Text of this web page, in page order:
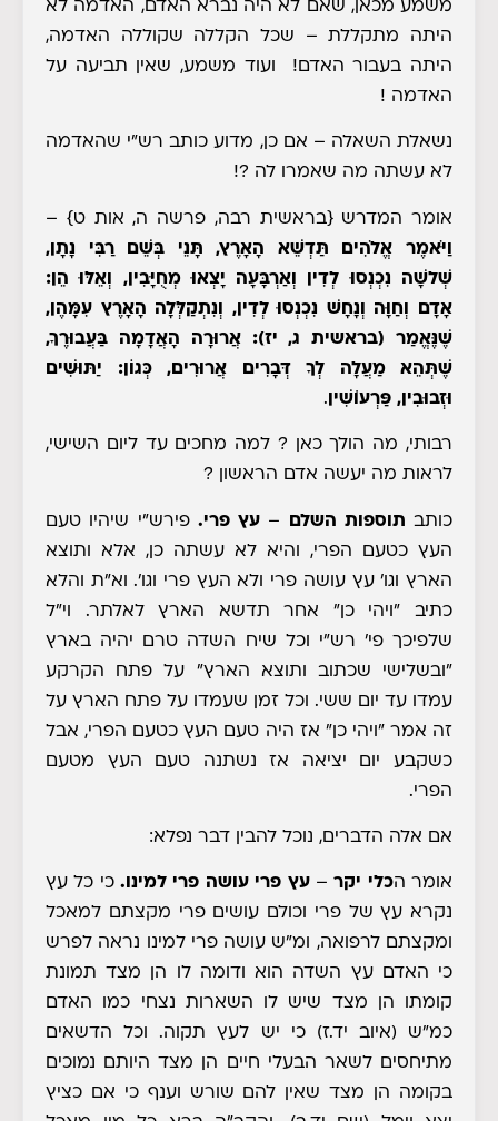
משמע מכאן, שאם לא היה נברא האדם, האדמה לא
היתה מתקללת – שכל הקללה שקוללה האדמה,
היתה בעבור האדם! ועוד משמע, שאין תביעה על
האדמה !
נשאלת השאלה – אם כן, מדוע כותב רש"י שהאדמה
לא עשתה מה שאמרו לה ?!
אומר המדרש{בראשית רבה, פרשה ה, אות ט} –
וַיֹּאמֶר אֱלֹהִים תַּדְשֵׁא הָאָרֶץ, תָּנֵי בְּשֵׁם רַבִּי נָתָן,
שְׁלשָׁה נִכְנְסוּ לְדִין
וְאַרְבָּעָה יָצְאוּ מְחֻיָּבִין, וְאֵלּוּ הֵן:
אָדָם וְחַוָּה וְנָחָשׁ נִכְנְסוּ לְדִין, וְנִתְקַלְּלָה הָאָרֶץ עִמָּהֶן,
שֶׁנֶּאֱמַר (בראשית ג, יז): אֲרוּרָה הָאֲדָמָה בַּעֲבוּרֶךָ,
שֶׁתְּהֵא מַעֲלָה לְךָ דְּבָרִים אֲרוּרִים, כְּגוֹן: יַתּוּשִׁים
וּזְבוּבִין, פַּרְעוֹשִׁין .
רבותי, מה הולך כאן ? למה מחכים עד ליום השישי,
לראות מה יעשה אדם הראשון ?
כותב תוספות השלם – עץ פרי. פירש"י שיהיו טעם
העץ כטעם הפרי, והיא לא עשתה כן, אלא ותוצא
הארץ וגו' עץ עושה פרי ולא העץ פרי וגו'. וא"ת והלא
כתיב "ויהי כן" אחר תדשא הארץ לאלתר. וי"ל
שלפיכך פי' רש"י וכל שיח השדה טרם יהיה בארץ
"ובשלישי שכתוב ותוצא הארץ" על פתח הקרקע
עמדו עד יום ששי. וכל זמן שעמדו על פתח הארץ על
זה אמר "ויהי כן" אז היה טעם העץ כטעם הפרי, אבל
כשקבע יום יציאה אז נשתנה טעם העץ מטעם
הפרי.
אם אלה הדברים, נוכל להבין דבר נפלא:
אומר הכלי יקר –עץ פרי עושה פרי למינו.כי כל עץ
נקרא עץ של פרי וכולם עושים פרי מקצתם למאכל
ומקצתם לרפואה, ומ"ש עושה פרי למינו נראה לפרש
כי האדם עץ השדה הוא ודומה לו הן מצד תמונת
קומתו הן מצד שיש לו השארות נצחי כמו האדם
כמ"ש (איוב יד.ז) כי יש לעץ תקוה. וכל הדשאים
מתיחסים לשאר הבעלי חיים הן מצד היותם נמוכים
בקומה הן מצד שאין להם שורש וענף כי אם כציץ